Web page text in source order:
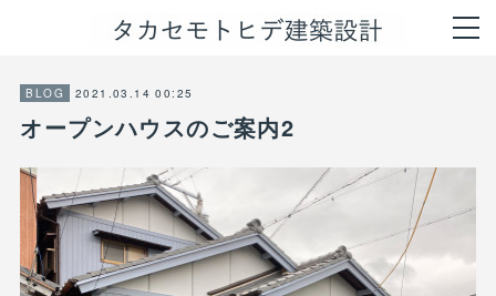
BLOG 2021.03.14 00:25
オープンハウスのご案内2